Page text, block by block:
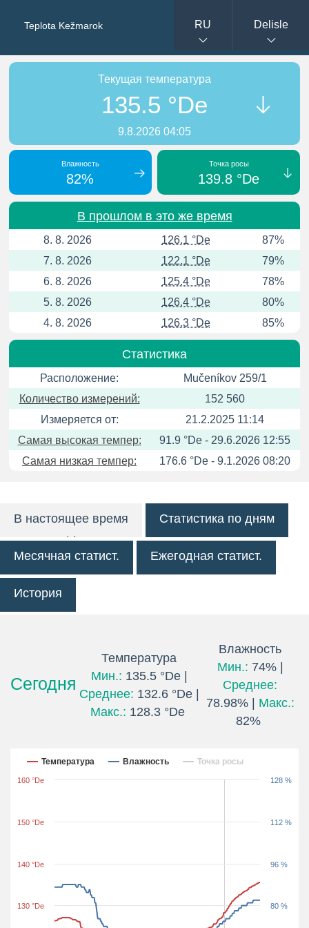
Teplota Kežmarok RU Delisle
Текущая температура
135.5 °De
9.8.2026 04:05
Влажность
82%
Точка росы
139.8 °De
В прошлом в это же время
8. 8. 2026 126.1 °De
87%
7. 8. 2026
122.1 °De
79%
6. 8. 2026
125.4 °De
78%
5. 8. 2026
126.4 °De
80%
4. 8. 2026
126.3 °De 85%
Статистика
Расположение:
Mučeníkov 259/1
Количество измерений:
152 560
Измеряется от:
21.2.2025 11:14
Самая высокая темпер:
91.9 °De - 29.6.2026 12:55
Самая низкая темпер:
176.6 °De - 9.1.2026 08:20
В настоящее время Статистика по дням
Месячная статист. Ежегодная статист.
История
Сегодня
Температура
Мин.: 135.5 °De |
Среднее: 132.6 °De |
Макс.: 128.3 °De
Влажность
Мин.: 74% |
Среднее:
78.98% | Макс.:
82%
Последние 24 часа
Температура Влажность Точка росы
130 °De
140 °De
150 °De
160 °De
80 %
96 %
112 %
128 %